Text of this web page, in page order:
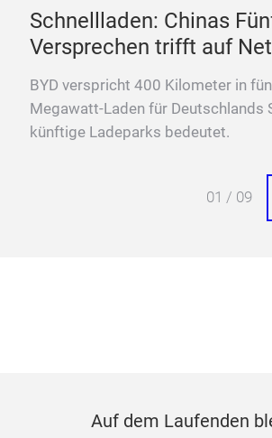
Schnellladen: Chinas
Versprechen trifft auf
BYD verspricht 400 Kilometer in
Megawatt-Laden für Deutschlands
künftige Ladeparks bedeutet.
01 / 09
Auf dem Laufenden